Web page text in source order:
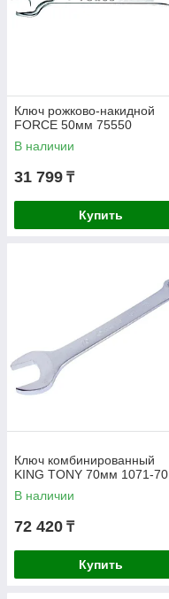
Ключ рожково-накидной
FORCE 50мм 75550
В наличии
31 799 ₸
Купить
Ключ комбинированный
KING TONY 70мм 1071-70
В наличии
72 420 ₸
Купить